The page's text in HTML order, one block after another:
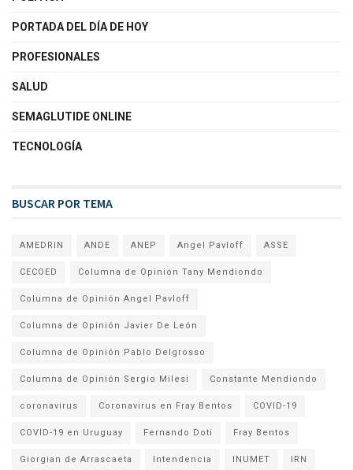
PORTADA DEL DÍA DE HOY
PROFESIONALES
SALUD
SEMAGLUTIDE ONLINE
TECNOLOGÍA
BUSCAR POR TEMA
AMEDRIN ANDE ANEP Angel Pavloff ASSE
CECOED Columna de Opinion Tany Mendiondo
Columna de Opinión Angel Pavloff
Columna de Opinión Javier De León
Columna de Opinión Pablo Delgrosso
Columna de Opinión Sergio Milesi Constante Mendiondo
coronavirus Coronavirus en Fray Bentos COVID-19
COVID-19 en Uruguay Fernando Doti Fray Bentos
Giorgian de Arrascaeta Intendencia INUMET IRN